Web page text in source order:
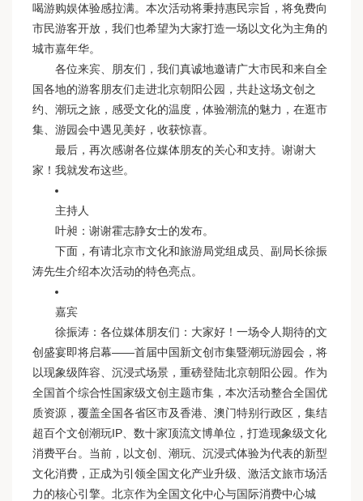
喝游购娱体验感拉满。本次活动将秉持惠民宗旨，将免费向
市民游客开放，我们也希望为大家打造一场以文化为主角的
城市嘉年华。
各位来宾、朋友们，我们真诚地邀请广大市民和来自全
国各地的游客朋友们走进北京朝阳公园，共赴这场文创之
约、潮玩之旅，感受文化的温度，体验潮流的魅力，在逛市
集、游园会中遇见美好，收获惊喜。
最后，再次感谢各位媒体朋友的关心和支持。谢谢大
家！我就发布这些。
主持人
叶昶：谢谢霍志静女士的发布。
下面，有请北京市文化和旅游局党组成员、副局长徐振
涛先生介绍本次活动的特色亮点。
嘉宾
徐振涛：各位媒体朋友们：大家好！一场令人期待的文
创盛宴即将启幕——首届中国新文创市集暨潮玩游园会，将
以现象级阵容、沉浸式场景，重磅登陆北京朝阳公园。作为
全国首个综合性国家级文创主题市集，本次活动整合全国优
质资源，覆盖全国各省区市及香港、澳门特别行政区，集结
超百个文创潮玩IP、数十家顶流文博单位，打造现象级文化
消费平台。当前，以文创、潮玩、沉浸式体验为代表的新型
文化消费，正成为引领全国文化产业升级、激活文旅市场活
力的核心引擎。北京作为全国文化中心与国际消费中心城